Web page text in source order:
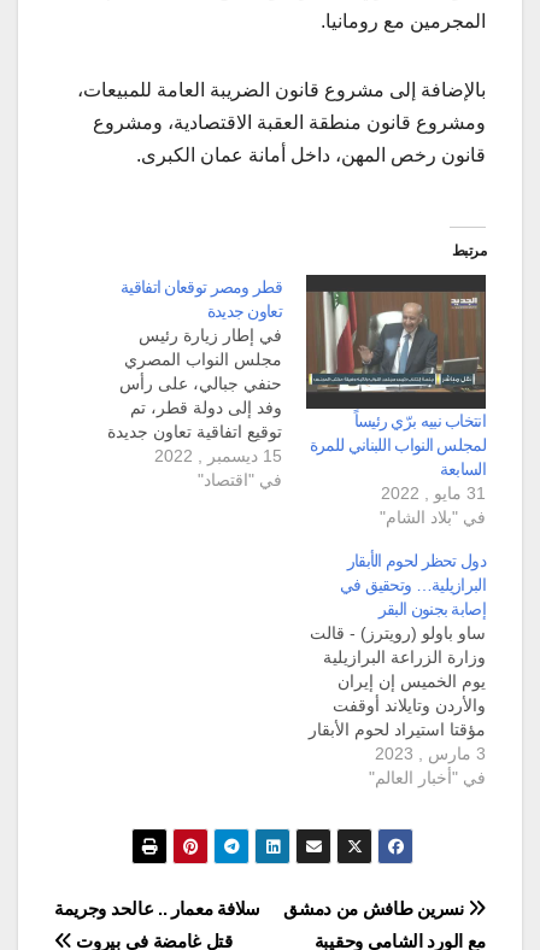
المجرمين مع رومانيا.
بالإضافة إلى مشروع قانون الضريبة العامة للمبيعات،
ومشروع قانون منطقة العقبة الاقتصادية، ومشروع
قانون رخص المهن، داخل أمانة عمان الكبرى.
مرتبط
انتخاب نبيه برّي رئيساً
لمجلس النواب اللبناني للمرة
السابعة
31 مايو , 2022
في "بلاد الشام"
قطر ومصر توقعان اتفاقية
تعاون جديدة
في إطار زيارة رئيس
مجلس النواب المصري
حنفي جبالي، على رأس
وفد إلى دولة قطر، تم
توقيع اتفاقية تعاون جديدة
بين البلدين. ووقع كل من
رئيس مجلس الشورى
15 ديسمبر , 2022
في "اقتصاد"
دول تحظر لحوم الأبقار
البرازيلية… وتحقيق في
إصابة بجنون البقر
ساو باولو (رويترز) - قالت
وزارة الزراعة البرازيلية
يوم الخميس إن إيران
والأردن وتايلاند أوقفت
مؤقتا استيراد لحوم الأبقار
من البلاد بينما تحقق
السلطات في حالة إصابة
وفقا لبيان أرسل إلى
رويترز. كما أكدت الوزارة
من ولاية بارا بعد اكتشاف
حالة…
3 مارس , 2023
في "أخبار العالم"
تصفّح
سلافة معمار .. عالحد وجريمة
قتل غامضة في بيروت
نسرين طافش من دمشق
مع الورد الشامي وحقيبة